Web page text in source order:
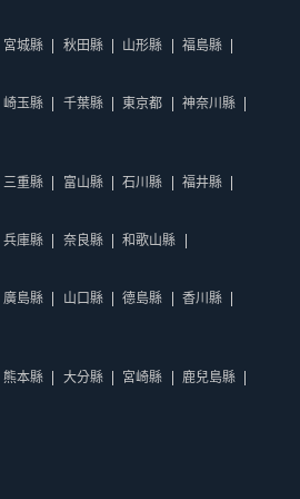
宮城縣 秋田縣 山形縣 福島縣
崎玉縣 千葉縣 東京都
神奈川縣
三重縣 富山縣 石川縣 福井縣
兵庫縣 奈良縣 和歌山縣
廣島縣 山口縣 德島縣
香川縣
熊本縣 大分縣 宮崎縣
鹿兒島縣